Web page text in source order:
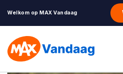
Welkom op MAX Vandaag